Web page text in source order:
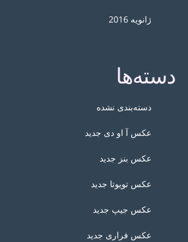
ژانویه 2016
دسته‌ها
دسته‌بندی نشده
عکس آ او دی جدید
عکس بنز جدید
عکس تویوتا جدید
عکس جیپ جدید
عکس فراری جدید